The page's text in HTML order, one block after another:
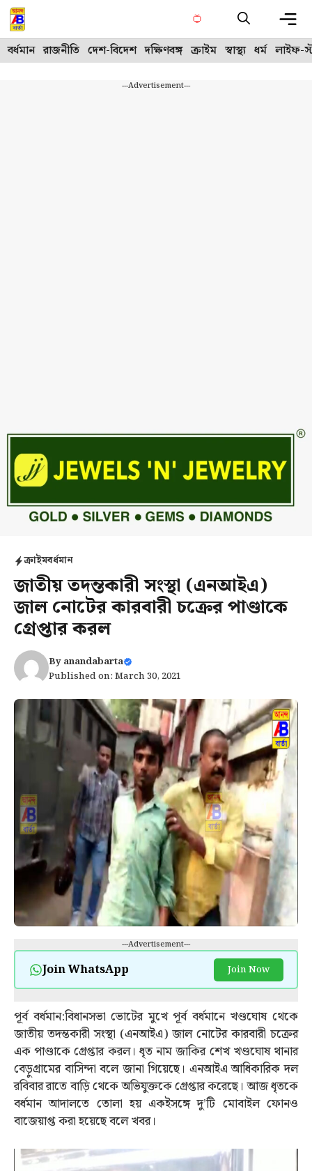
Skip
to
content
বর্ধমান রাজনীতি দেশ-বিদেশ দক্ষিণবঙ্গ ক্রাইম স্বাস্থ্য ধর্ম লাইফ-
---Advertisement---
ক্রাইমবর্ধমান
জাতীয় তদন্তকারী সংস্থা (এনআইএ)
জাল নোটের কারবারী চক্রের পাণ্ডাকে
গ্রেপ্তার করল
Byanandabarta
Published on: March 30, 2021
---Advertisement---
Join WhatsApp Join Now
পূর্ব বর্ধমান:বিধানসভা ভোটের মুখে পূর্ব বর্ধমানে খণ্ডঘোষ থেকে
জাতীয় তদন্তকারী সংস্থা (এনআইএ) জাল নোটের কারবারী চক্রের
এক পাণ্ডাকে গ্রেপ্তার করল। ধৃত নাম জাকির শেখ খণ্ডঘোষ থানার
বেড়ুগ্রামের বাসিন্দা বলে জানা গিয়েছে। এনআইএ আধিকারিক দল
রবিবার রাতে বাড়ি থেকে অভিযুক্তকে গ্রেপ্তার করেছে। আজ ধৃতকে
বর্ধমান আদালতে তোলা হয় একইসঙ্গে দু’টি মোবাইল ফোনও
বাজেয়াপ্ত করা হয়েছে বলে খবর।